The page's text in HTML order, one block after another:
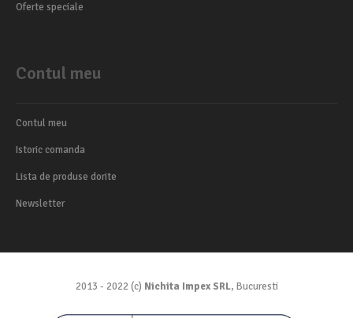
Oferte speciale
Contul meu
Contul meu
Istoric comanda
Lista de produse dorite
Newsletter
2013 - 2022 (c) Nichita Impex SRL, Bucuresti